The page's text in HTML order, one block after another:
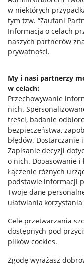
w niektórych
tym tzw. “Zaufani
Informacja o celach
naszych partnerów
prywatności.
My i nasi partnerzy
w celach:
Przechowywanie
nich.
treści, badanie
bezpieczeństwa,
błędów. Dostarczanie
Zapisanie decyzji
o nich. Dopasowanie i
Łączenie różnych
podstawie informacji
Twoje dane
ułatwiania
Cele przetwarzania
dostępnych pod
plików cookies.
Zgodę wyrażasz
Przydatne
Jak to działa
Allegro Gadane dla
Allegro Gadane dla
Mapa miejscowości
Informacje prawne
Regulamin
Polityka plików
Ustawienia plików
Udostępnianie
Informacje dla Aktu o
Pobierz aplikację